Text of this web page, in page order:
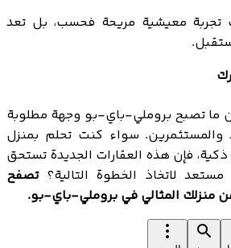
تجربة معيشية مريحة فحسب، بل تعد
ما تصبح بروملي-باي-بو وجهة مطلوبة
والمستثمرين. سواء كنت تحلم بمنزل
ذكية، فإن هذه العقارات الجديدة تستحق
لاتخاذ الخطوة التالية؟تصفح
منزلك المثالي في بروملي-باي-بو.